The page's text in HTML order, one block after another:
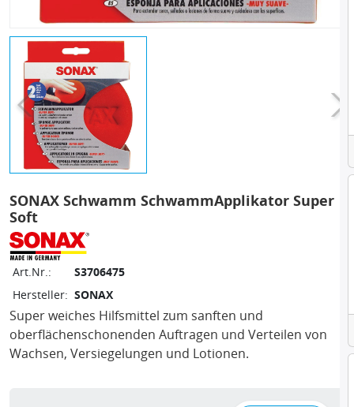
SONAX Schwamm SchwammApplikator Super
Soft
Art.Nr.:
S3706475
Hersteller: SONAX
Super weiches Hilfsmittel zum sanften und
oberflächenschonenden Auftragen und Verteilen von
Wachsen, Versiegelungen und Lotionen.